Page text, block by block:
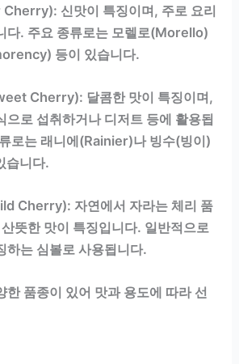
신맛이 특징이며, 주로 요리
다. 주요 종류로는 모렐로(Morello)
등이 있습니다.
Cherry): 달콤한 맛이 특징이며,
으로 섭취하거나 디저트 등에 활용됩
로는 래니에(Rainier)나 빙수(빙이)
습니다.
Cherry): 자연에서 자라는 체리 품
뜻한 맛이 특징입니다. 일반적으로
하는 심볼로 사용됩니다.
한 품종이 있어 맛과 용도에 따라 선